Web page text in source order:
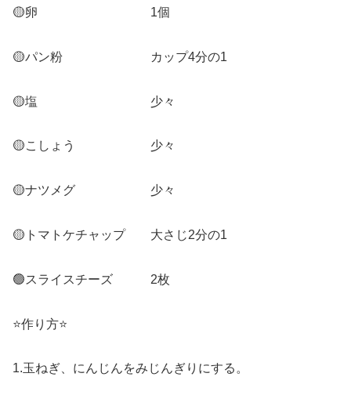
🟡卵 1個
🟡パン粉 カップ4分の1
🟡塩 少々
🟡こしょう 少々
🟡ナツメグ 少々
🟡トマトケチャップ 大さじ2分の1
🟢スライスチーズ 2枚
⭐️作り方⭐️
1.玉ねぎ、にんじんをみじんぎりにする。